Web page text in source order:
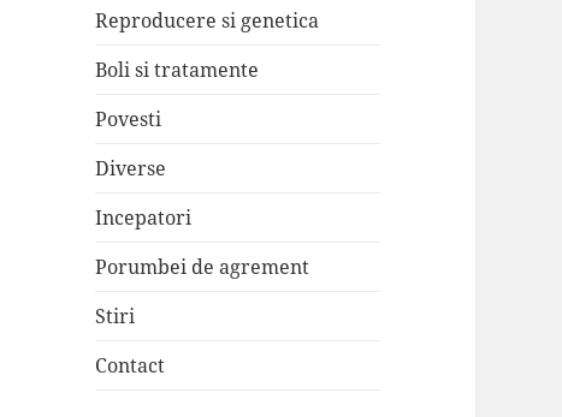
Reproducere si genetica
Boli si tratamente
Povesti
Diverse
Incepatori
Porumbei de agrement
Stiri
Contact